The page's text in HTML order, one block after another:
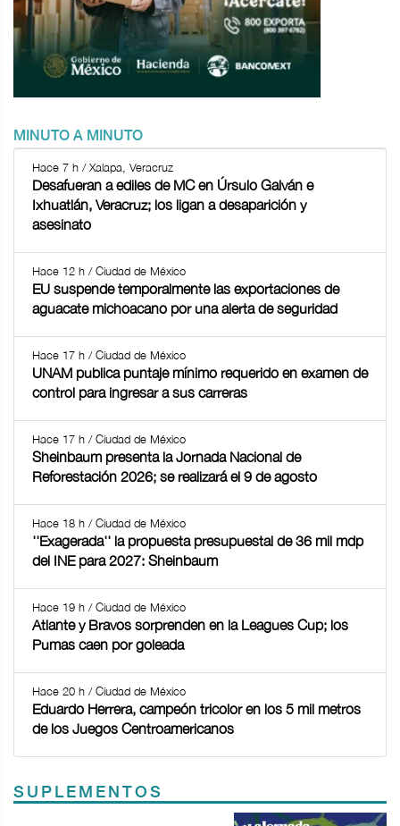
MINUTO A MINUTO
Hace 7 h / Xalapa, Veracruz
Desafueran a ediles de MC en Úrsulo Galván e
Ixhuatlán, Veracruz; los ligan a desaparición y
asesinato
Hace 12 h / Ciudad de México
EU suspende temporalmente las exportaciones de
aguacate michoacano por una alerta de seguridad
Hace 17 h / Ciudad de México
UNAM publica puntaje mínimo requerido en examen de
control para ingresar a sus carreras
Hace 17 h / Ciudad de México
Sheinbaum presenta la Jornada Nacional de
Reforestación 2026; se realizará el 9 de agosto
Hace 18 h / Ciudad de México
''Exagerada'' la propuesta presupuestal de 36 mil mdp
del INE para 2027: Sheinbaum
Hace 19 h / Ciudad de México
Atlante y Bravos sorprenden en la Leagues Cup; los
Pumas caen por goleada
Hace 20 h / Ciudad de México
Eduardo Herrera, campeón tricolor en los 5 mil metros
de los Juegos Centroamericanos
SUPLEMENTOS